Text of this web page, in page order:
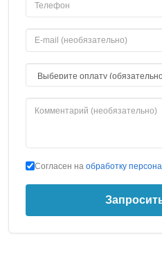
Согласен на обработку